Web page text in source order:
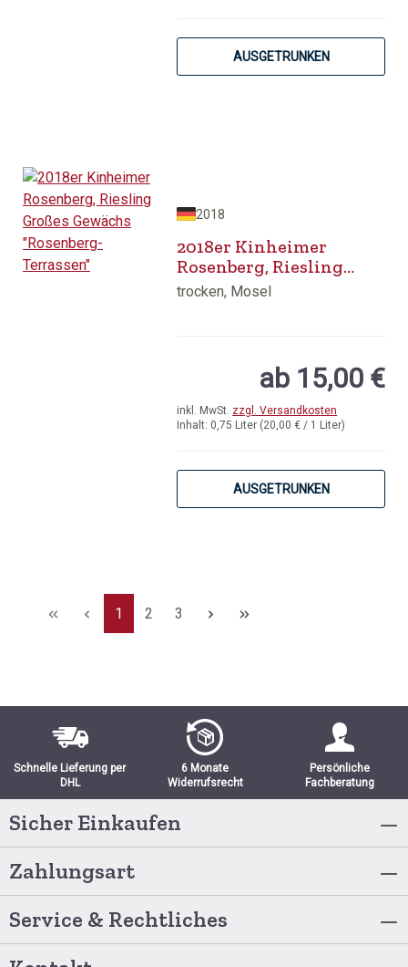
AUSGETRUNKEN
2018
2018er Kinheimer
Rosenberg, Riesling
Großes Gewächs
trocken, Mosel
Inhalt: 0,75 Liter (20,00 € / 1 Liter)
inkl. MwSt. zzgl. Versandkosten
ab 15,00 €
AUSGETRUNKEN
Seite
1 Seite
2 Seite
3
Schnelle Lieferung per
DHL
6 Monate
Widerrufsrecht
Persönliche
Fachberatung
Sicher Einkaufen
Zahlungsart
Service & Rechtliches